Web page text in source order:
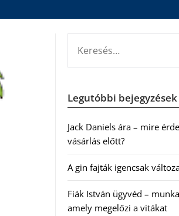
Legutóbbi bejegyzések
Jack Daniels ára – mire
vásárlás előtt?
A gin fajták igencsak
Fiák István ügyvéd –
amely megelőzi a vitákat